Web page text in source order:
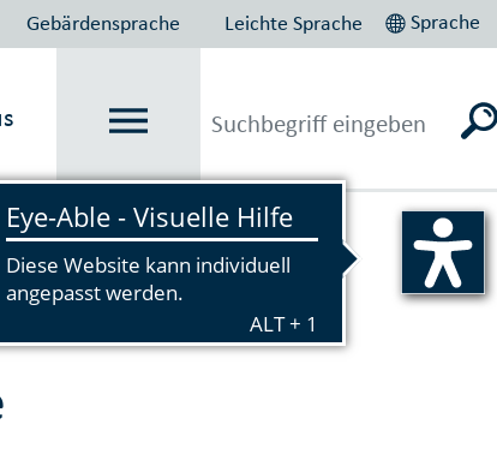
Gebärdensprache Leichte Sprache Sprache
plant und baut →